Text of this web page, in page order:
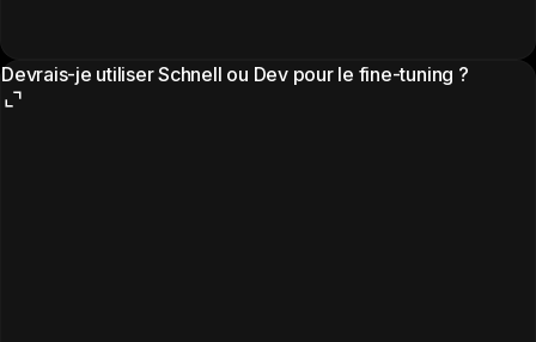
Devrais-je utiliser Schnell ou Dev pour le fine-tuning ?